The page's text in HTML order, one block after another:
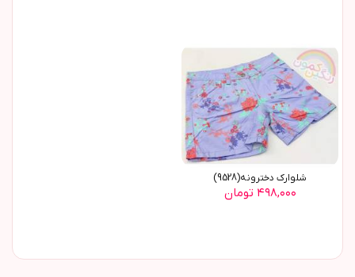
شلوارک دخترونه(9528)
۴۹۸,۰۰۰ تومان